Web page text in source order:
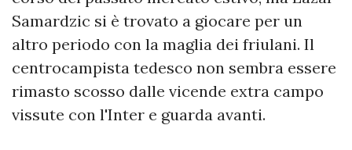
Samardzic si è trovato a giocare per un
altro periodo con la maglia dei friulani. Il
centrocampista tedesco non sembra essere
rimasto scosso dalle vicende extra campo
vissute con l'Inter e guarda avanti.